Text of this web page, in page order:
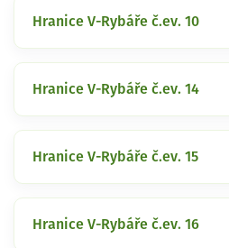
Hranice V-Rybáře č.ev. 10
Hranice V-Rybáře č.ev. 14
Hranice V-Rybáře č.ev. 15
Hranice V-Rybáře č.ev. 16